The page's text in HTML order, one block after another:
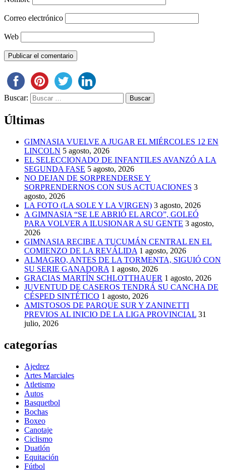
Correo electrónico
Web
Buscar:
Últimas
GIMNASIA VUELVE A JUGAR EL MIÉRCOLES 12 EN
LINCOLN 5 agosto, 2026
EL SELECCIONADO DE INFANTILES AVANZÓ A LA
SEGUNDA FASE 5 agosto, 2026
NO DEJAN DE SORPRENDERSE Y
SORPRENDERNOS CON SUS ACTUACIONES 3
agosto, 2026
LA FOTO (LA SOLE Y LA VIRGEN) 3 agosto, 2026
A GIMNASIA “SE LE ABRIÓ EL ARCO”, GOLEÓ
PARA VOLVER A ILUSIONAR A SU GENTE 3 agosto,
2026
GIMNASIA RECIBE A TUCUMÁN CENTRAL EN EL
COMIENZO DE LA REVÁLIDA 1 agosto, 2026
ALMAGRO, ANTES DE LA TORMENTA, SIGUIÓ CON
SU SERIE GANADORA 1 agosto, 2026
GRACIAS MARTÍN SCHLOTTHAUER 1 agosto, 2026
JUVENTUD DE CASEROS TENDRÁ SU CANCHA DE
CÉSPED SINTÉTICO 1 agosto, 2026
AMISTOSOS DE PARQUE SUR Y ZANINETTI
PREVIOS AL INICIO DE LA LIGA PROVINCIAL 31
julio, 2026
categorías
Ajedrez
Artes Marciales
Atletismo
Autos
Basquetbol
Bochas
Boxeo
Canotaje
Ciclismo
Duatlón
Equitación
Fútbol